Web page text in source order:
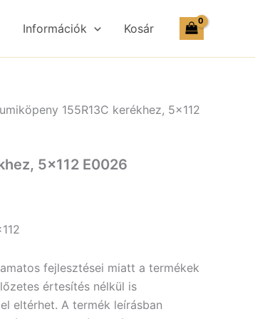
Információk Kosár
155R13C kerékhez, 5×112
5×112 E0026
fejlesztései miatt a termékek
értesítés nélkül is
eltérhet. A termék leírásban